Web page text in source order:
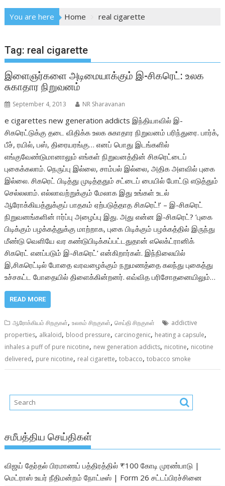
You are here Home real cigarette
Tag: real cigarette
இளைஞர்களை அடிமையாக்கும் இ-சிகரெட்: உலக
சுகாதார நிறுவனம்
September 4, 2013 NR Sharavanan
e cigarettes new generation addicts இந்தியாவில் இ-
சிகரெட்டுக்கு தடை விதிக்க உலக சுகாதார நிறுவனம் பரிந்துரை. பார்க்,
பீச், ரயில், பஸ், திரையரங்கு… எனப் பொது இடங்களில்
எங்குவேண்டுமானாலும் எங்கள் நிறுவனத்தின் சிகரெட்டைப்
புகைக்கலாம். நெருப்பு இல்லை, சாம்பல் இல்லை, அதிக அளவில் புகை
இல்லை. சிகரெட் பிடித்து முடித்ததும் சட்டைப் பையில் போட்டு எடுத்தும்
செல்லலாம். எல்லாவற்றுக்கும் மேலாக இது உங்கள் உடல்
ஆரோக்கியத்துக்குப் பாதகம் ஏற்படுத்தாத சிகரெட்!’ – இ-சிகரெட்
நிறுவனங்களின் ஈர்ப்பு அழைப்பு இது. அது என்ன இ-சிகரெட்? ‘புகை
பிடிக்கும் பழக்கத்துக்கு மாற்றாக, புகை பிடிக்கும் பழக்கத்தில் இருந்து
மீண்டு வெளியே வர கண்டுபிடிக்கப்பட்டதுதான் எலெக்ட்ரானிக்
சிகரெட் எனப்படும் இ-சிகரெட்’ என்கிறார்கள். இந்நிலையில்
இ,சிகரெட்டில் போதை வரவழைக்கும் நறுமணத்தை கலந்து புகைத்து
உச்சகட்ட போதையில் திளைக்கின்றனர். எவ்வித பரிசோதனையிலும்…
READ MORE
ஆரோக்கியம் சிறகுகள்,உலகம் சிறகுகள்,செய்தி சிறகுகள்
addictive
properties, alkaloid, blood pressure, carcinogenic, heating a capsule,
inhales a puff of pure nicotine, new generation addicts, nicotine, nicotine
delivered, pure nicotine, real cigarette,tobacco,tobacco smoke
சமீபத்திய செய்திகள்
விஜய் தேர்தல் பிரமாணப் பத்திரத்தில் ₹100 கோடி முரண்பாடு |
மெட்ராஸ் உயர் நீதிமன்றம் நோட்டீஸ் | Form 26 சட்டப்பிரச்சினை